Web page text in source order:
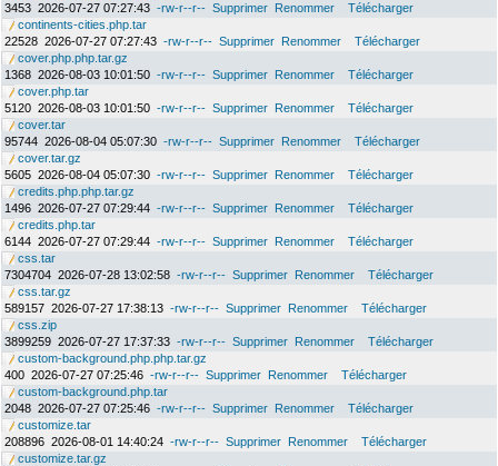
3453 2026-07-27 07:27:43 -rw-r--r-- Supprimer Renommer
Télécharger
continents-cities.php.tar
22528 2026-07-27 07:27:43 -rw-r--r-- Supprimer Renommer
Télécharger
cover.php.php.tar.gz
1368 2026-08-03 10:01:50 -rw-r--r-- Supprimer Renommer
Télécharger
cover.php.tar
5120 2026-08-03 10:01:50 -rw-r--r-- Supprimer Renommer
Télécharger
cover.tar
95744 2026-08-04 05:07:30 -rw-r--r-- Supprimer Renommer
Télécharger
cover.tar.gz
5605 2026-08-04 05:07:30 -rw-r--r-- Supprimer Renommer
Télécharger
credits.php.php.tar.gz
1496 2026-07-27 07:29:44 -rw-r--r-- Supprimer Renommer
Télécharger
credits.php.tar
6144 2026-07-27 07:29:44 -rw-r--r-- Supprimer Renommer
Télécharger
css.tar
7304704 2026-07-28 13:02:58 -rw-r--r-- Supprimer Renommer
Télécharger
css.tar.gz
589157 2026-07-27 17:38:13 -rw-r--r-- Supprimer Renommer
Télécharger
css.zip
3899259 2026-07-27 17:37:33 -rw-r--r-- Supprimer Renommer
Télécharger
custom-background.php.php.tar.gz
400 2026-07-27 07:25:46 -rw-r--r-- Supprimer Renommer
Télécharger
custom-background.php.tar
2048 2026-07-27 07:25:46 -rw-r--r-- Supprimer Renommer
Télécharger
customize.tar
208896 2026-08-01 14:40:24 -rw-r--r-- Supprimer Renommer
Télécharger
customize.tar.gz